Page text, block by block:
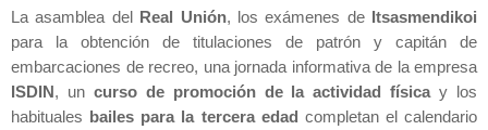
La asamblea del Real Unión, los exámenes de
Itsasmendikoi
para la obtención de titulaciones de patrón y capitán de
embarcaciones de recreo, una jornada informativa de la empresa
ISDIN , un curso de promoción de la actividad físicay los
habituales
bailes para la tercera edad completan el calendario